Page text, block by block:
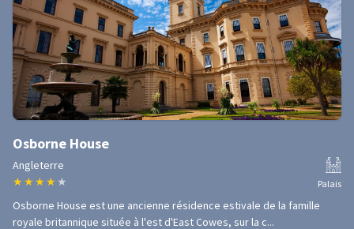
Osborne House
Angleterre
★ ★ ★ ★ ★ Palais
Osborne House est une ancienne résidence estivale de la famille
royale britannique située à l'est d'East Cowes, sur la c...